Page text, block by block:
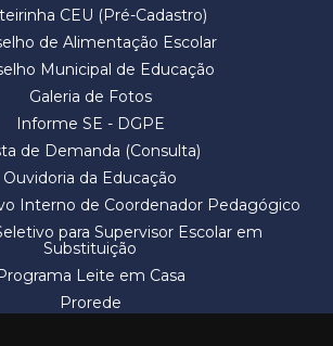
CEU (Pré-Cadastro)
de Alimentação Escolar
Municipal de Educação
Galeria de Fotos
Informe SE - DGPE
de Demanda (Consulta)
Ouvidoria da Educação
Interno de Coordenador Pedagógico
para Supervisor Escolar em
Substituição
Programa Leite em Casa
Prorede